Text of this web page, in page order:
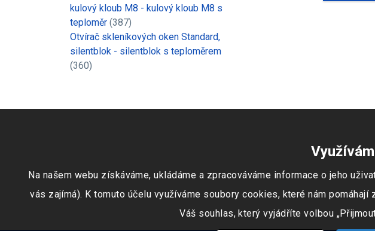
kulový kloub M8 - kulový kloub M8 s
teploměr (387)
Otvírač skleníkových oken Standard,
silentblok - silentblok s teploměrem
(360)
Na našem webu získáváme, ukládáme a zpracováváme informace o jeho
vás zajímá). K tomuto účelu využíváme soubory cookies, které nám
Váš souhlas, který vyjádříte volbou